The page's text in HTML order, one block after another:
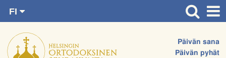
suoraan
sisältöön.
Päivän sana
Päivän pyhät
FI
SV
EN
Etusivu
Ajankohtaista